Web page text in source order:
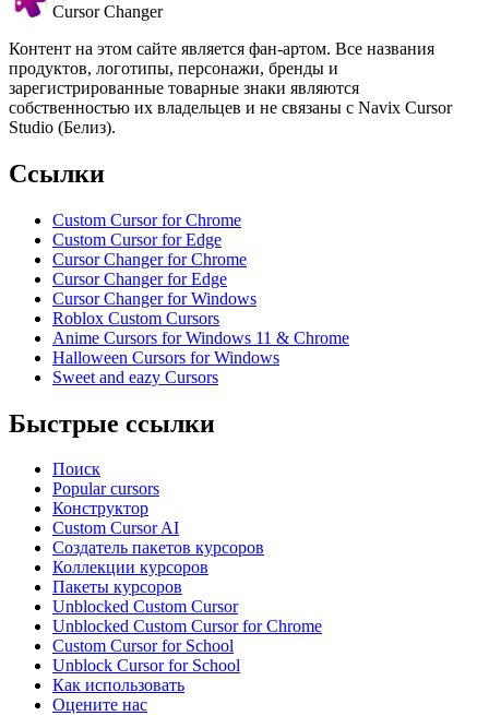
Cursor Changer
Контент на этом сайте является фан-артом. Все названия
продуктов, логотипы, персонажи, бренды и
зарегистрированные товарные знаки являются
собственностью их владельцев и не связаны с Navix Cursor
Studio (Белиз).
Ссылки
Custom Cursor for Chrome
Custom Cursor for Edge
Cursor Changer for Chrome
Cursor Changer for Edge
Cursor Changer for Windows
Roblox Custom Cursors
Anime Cursors for Windows 11 & Chrome
Halloween Cursors for Windows
Sweet and eazy Cursors
Быстрые ссылки
Поиск
Popular cursors
Конструктор
Custom Cursor AI
Создатель пакетов курсоров
Коллекции курсоров
Пакеты курсоров
Unblocked Custom Cursor
Unblocked Custom Cursor for Chrome
Custom Cursor for School
Unblock Cursor for School
Как использовать
Оцените нас